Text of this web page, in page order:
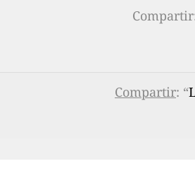
Compartir: “